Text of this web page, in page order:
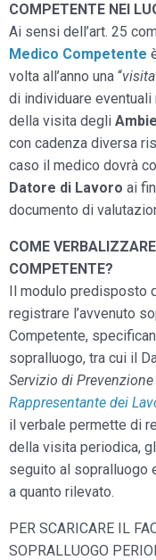
COMPETENTE NEI
Ai sensi dell’art. 25
Medico Competente
volta all’anno una “
di individuare
della visita degli
con cadenza diversa
caso il medico dovrà
Datore di Lavoro ai
documento di
COME
COMPETENTE?
Il modulo predisposto
registrare l’avvenuto
Competente,
sopralluogo, tra cui il
Servizio di
Rappresentante dei
il verbale permette di
della visita periodica,
seguito al sopralluogo
a quanto rilevato.
PER SCARICARE IL
SOPRALLUOGO